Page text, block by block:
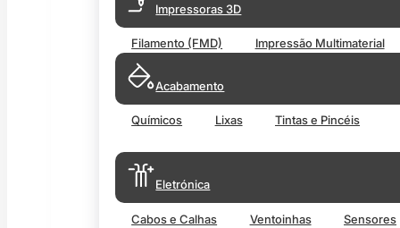
Impressoras 3D
Filamento (FMD) Impressão Multimaterial
Acabamento
Químicos Lixas Tintas e Pincéis
Eletrónica
Cabos e Calhas Ventoinhas Sensores